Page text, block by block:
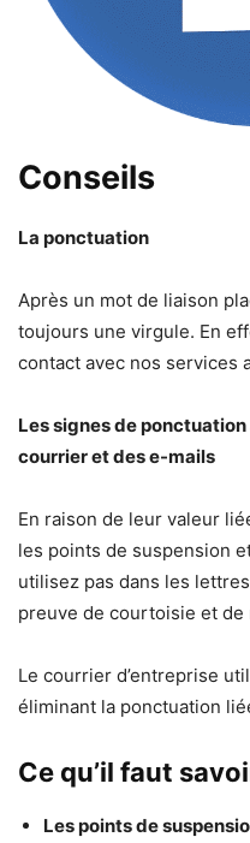
Conseils
La ponctuation
Après un mot de liaison
toujours une virgule. En
contact avec nos services
Les signes de
courrier et des e-mails
En raison de leur valeur
les points de suspension
utilisez pas dans les
preuve de courtoisie et de
Le courrier d’entreprise
éliminant la ponctuation
Ce qu’il faut
Les points de